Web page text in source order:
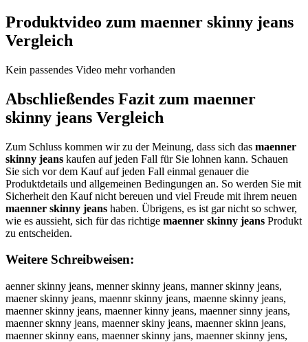
Produktvideo zum maenner skinny jeans
Vergleich
Kein passendes Video mehr vorhanden
Abschließendes Fazit zum maenner
skinny jeans Vergleich
Zum Schluss kommen wir zu der Meinung, dass sich das maenner
skinny jeans kaufen auf jeden Fall für Sie lohnen kann. Schauen
Sie sich vor dem Kauf auf jeden Fall einmal genauer die
Produktdetails und allgemeinen Bedingungen an. So werden Sie mit
Sicherheit den Kauf nicht bereuen und viel Freude mit ihrem neuen
maenner skinny jeans haben. Übrigens, es ist gar nicht so schwer,
wie es aussieht, sich für das richtige maenner skinny jeans Produkt
zu entscheiden.
Weitere Schreibweisen:
aenner skinny jeans, menner skinny jeans, manner skinny jeans,
maener skinny jeans, maennr skinny jeans, maenne skinny jeans,
maenner skinny jeans, maenner kinny jeans, maenner sinny jeans,
maenner sknny jeans, maenner skiny jeans, maenner skinn jeans,
maenner skinny eans, maenner skinny jans, maenner skinny jens,